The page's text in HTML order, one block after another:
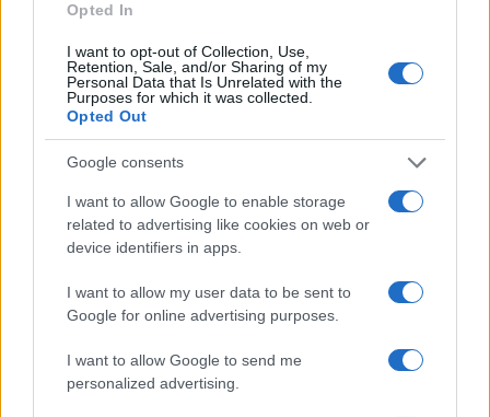
Opted In
I want to opt-out of Collection, Use,
Retention, Sale, and/or Sharing of my
Personal Data that Is Unrelated with the
Purposes for which it was collected.
Opted Out
Google consents
I want to allow Google to enable storage
related to advertising like cookies on web or
device identifiers in apps.
I want to allow my user data to be sent to
Google for online advertising purposes.
I want to allow Google to send me
personalized advertising.